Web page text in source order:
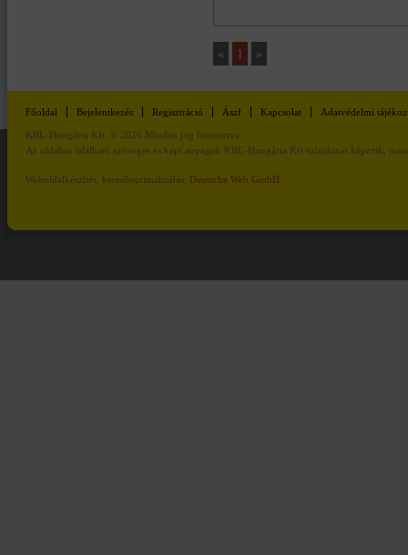
« 1 »
Főoldal Bejelentkezés Regisztráció Ászf Kapcsolat Adatvédelmi
KBL-Hungária Kft. © 2026 Minden jog fenntartva
Az oldalon található szöveges és képi anyagok KBL-Hungária Kft tulajdonát képezik,
Weboldalkészítés, keresőoptimalizálás: Deutsche Web GmbH.